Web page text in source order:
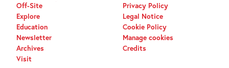
Off-Site
Explore
Education
Newsletter
Archives
Visit
Privacy Policy
Legal Notice
Cookie Policy
Manage cookies
Credits